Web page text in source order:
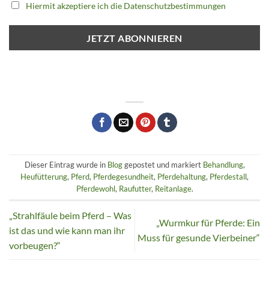
Hiermit akzeptiere ich die Datenschutzbestimmungen
Dieser Eintrag wurde in Bloggepostet und markiert Behandlung,
Heufütterung, Pferd, Pferdegesundheit, Pferdehaltung, Pferdestall,
Pferdewohl, Raufutter, Reitanlage.
„Strahlfäule beim Pferd – Was
ist das und wie kann man ihr
vorbeugen?“
„Wurmkur für Pferde: Ein
Muss für gesunde Vierbeiner“